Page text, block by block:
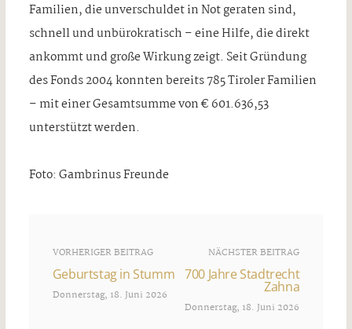
Familien, die unverschuldet in Not geraten sind,
schnell und unbürokratisch – eine Hilfe, die direkt
ankommt und große Wirkung zeigt. Seit Gründung
des Fonds 2004 konnten bereits 785 Tiroler Familien
– mit einer Gesamtsumme von € 601.636,53
unterstützt werden.
Foto: Gambrinus Freunde
VORHERIGER BEITRAG
Geburtstag in Stumm
Donnerstag, 18. Juni 2026
NÄCHSTER BEITRAG
700 Jahre Stadtrecht
Zahna
Donnerstag, 18. Juni 2026